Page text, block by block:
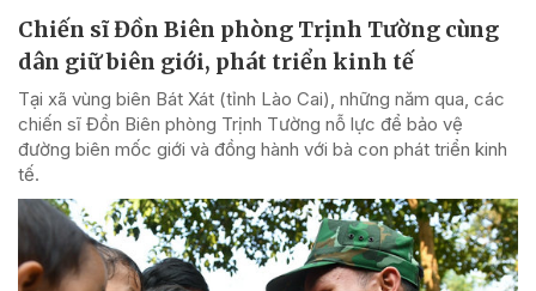
Chiến sĩ Đồn Biên phòng Trịnh Tường cùng
dân giữ biên giới, phát triển kinh tế
Tại xã vùng biên Bát Xát (tỉnh Lào Cai), những năm qua, các
chiến sĩ Đồn Biên phòng Trịnh Tường nỗ lực để bảo vệ
đường biên mốc giới và đồng hành với bà con phát triển kinh
tế.